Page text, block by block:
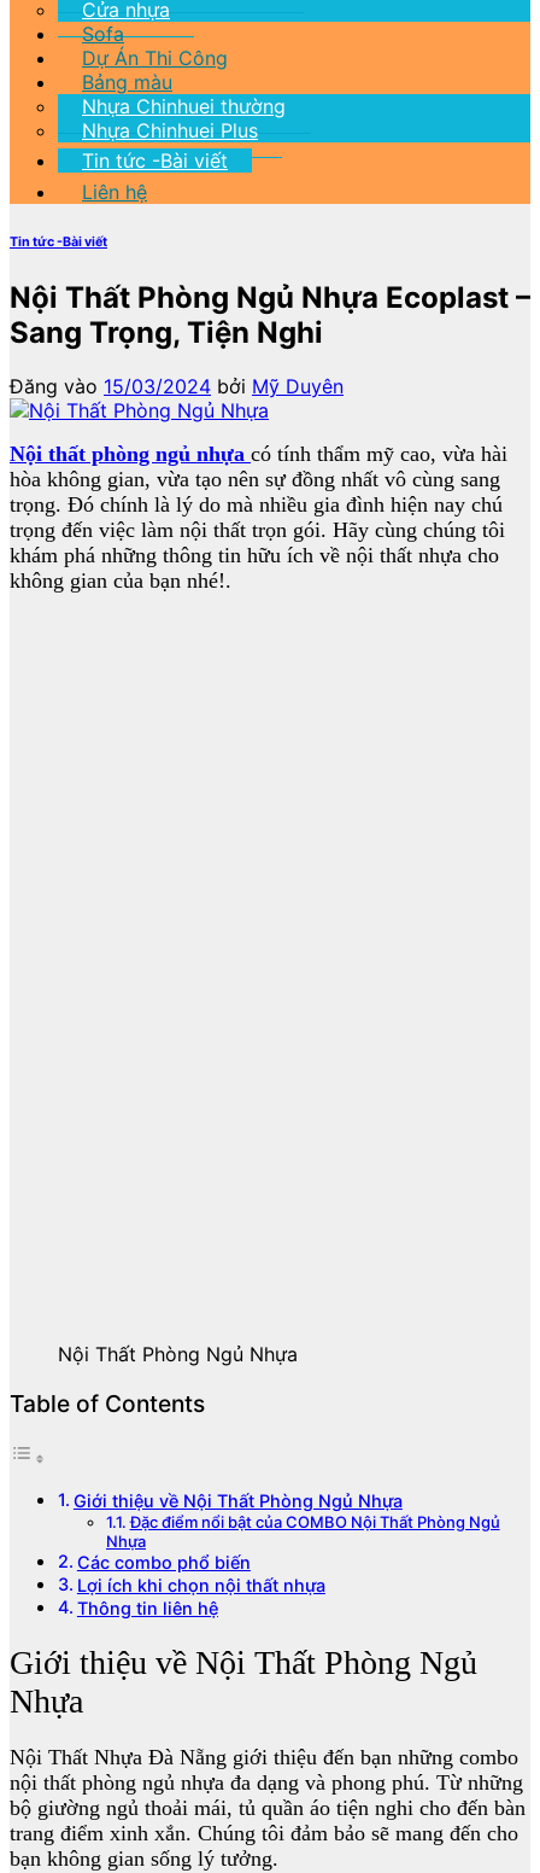
Cửa nhựa
Sofa
Dự Án Thi Công
Bảng màu
Nhựa Chinhuei thường
Nhựa Chinhuei Plus
Tin tức -Bài viết
Liên hệ
Tin tức -Bài viết
Nội Thất Phòng Ngủ Nhựa Ecoplast –
Sang Trọng, Tiện Nghi
Đăng vào 15/03/2024 bởi Mỹ Duyên
Nội thất phòng ngủ nhựa có tính thẩm mỹ cao, vừa hài
hòa không gian, vừa tạo nên sự đồng nhất vô cùng sang
trọng. Đó chính là lý do mà nhiều gia đình hiện nay chú
trọng đến việc làm nội thất trọn gói. Hãy cùng chúng tôi
khám phá những thông tin hữu ích về nội thất nhựa cho
không gian của bạn nhé!.
Nội Thất Phòng Ngủ Nhựa
Table of Contents
Giới thiệu về Nội Thất Phòng Ngủ Nhựa
Đặc điểm nổi bật của COMBO Nội Thất Phòng Ngủ
Nhựa
Các combo phổ biến
Lợi ích khi chọn nội thất nhựa
Thông tin liên hệ
Giới thiệu về Nội Thất Phòng Ngủ
Nhựa
Nội Thất Nhựa Đà Nẵng giới thiệu đến bạn những combo
nội thất phòng ngủ nhựa đa dạng và phong phú. Từ những
bộ giường ngủ thoải mái, tủ quần áo tiện nghi cho đến bàn
trang điểm xinh xắn. Chúng tôi đảm bảo sẽ mang đến cho
bạn không gian sống lý tưởng.